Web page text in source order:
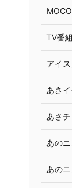
TV番
アイ
あさ
あさ
あの
あの